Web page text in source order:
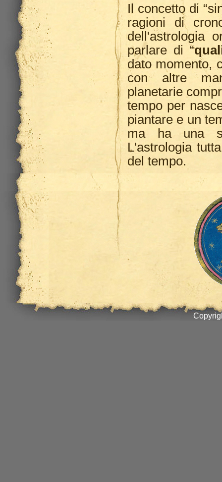
Il concetto di
ragioni di
dell'astrologia
parlare di “
dato momento,
con altre
planetarie
tempo per
piantare e un
ma ha una
L'astrologia
del tempo.